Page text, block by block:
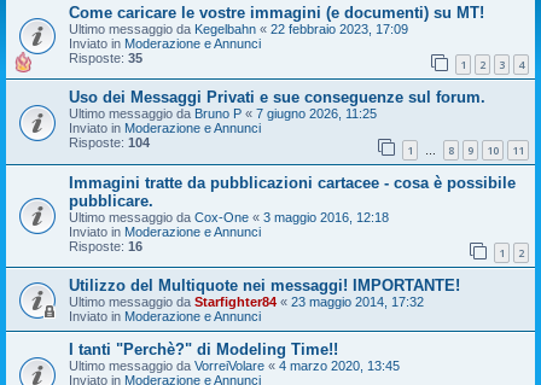
Come caricare le vostre immagini (e documenti) su MT!
Ultimo messaggio da Kegelbahn « 22 febbraio 2023, 17:09
Inviato in Moderazione e Annunci
Risposte: 35 1 2 3 4
Uso dei Messaggi Privati e sue conseguenze sul forum.
Ultimo messaggio da Bruno P « 7 giugno 2026, 11:25
Inviato in Moderazione e Annunci
Risposte: 104 1 … 8 9 10 11
Immagini tratte da pubblicazioni cartacee - cosa è possibile
pubblicare.
Ultimo messaggio da Cox-One « 3 maggio 2016, 12:18
Inviato in Moderazione e Annunci
Risposte: 16 1 2
Utilizzo del Multiquote nei messaggi! IMPORTANTE!
Ultimo messaggio da Starfighter84 « 23 maggio 2014, 17:32
Inviato in Moderazione e Annunci
I tanti "Perchè?" di Modeling Time!!
Ultimo messaggio da VorreiVolare « 4 marzo 2020, 13:45
Inviato in Moderazione e Annunci